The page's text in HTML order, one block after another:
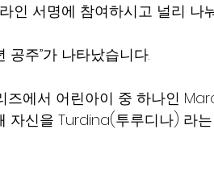
인 서명에 참여하시고 널리 나
공주”가 나타났습니다.
에서 어린아이 중 하나인
자신을 Turdina(투루디나) 라